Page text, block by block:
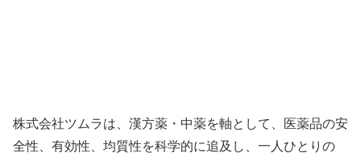
株式会社ツムラは、漢方薬・中薬を軸として、医薬品の安
全性、有効性、均質性を科学的に追及し、一人ひとりの